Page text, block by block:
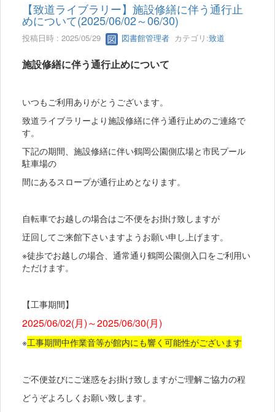
【致道ライブラリー】施設修繕に伴う通行止
めについて(2025/06/02～06/30)
投稿日時 : 2025/05/29 図書館管理者 カテゴリ:致道
施設修繕に伴う通行止めについて
いつもご利用ありがとうございます。
致道ライブラリーより施設修繕に伴う通行止めのご連絡で
す。
下記の期間、施設修繕に伴い鶴岡公園側広場と市民プール
駐車場の
間にあるスロープが通行止めとなります。
自転車でお越しの場合はご不便をお掛け致しますが
迂回してご来館下さいますようお願い申し上げます。
※徒歩でお越しの場合、通常通り鶴岡公園側入口をご利用い
ただけます。
【工事期間】
2025/06/02(月)～2025/06/30(月)
※工事期間中作業音等が館内にも響く可能性がございます
ご不便並びにご迷惑をお掛け致しますがご理解ご協力の程
どうぞよろしくお願い致します。